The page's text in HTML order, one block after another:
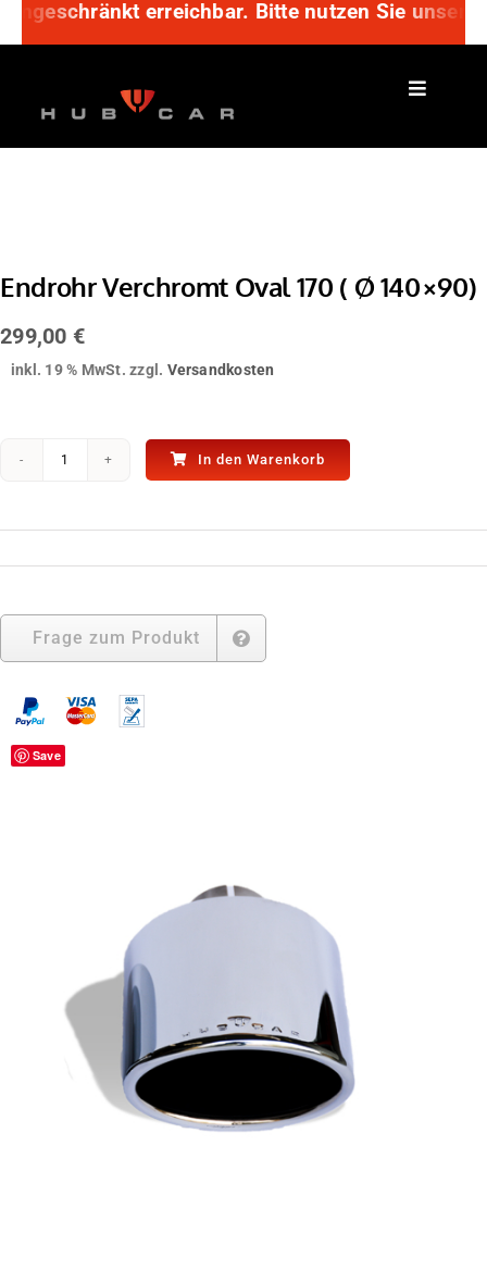
Zum
Inhalt
springen
erreichbar. Bitte nutzen Sie unser
Save
Endrohr Verchromt Oval 170 ( Ø 140×90)
299,00 €
inkl. 19 % MwSt. zzgl. Versandkosten
Endrohr
170
Ø
Menge
In den Warenkorb
Frage zum Produkt